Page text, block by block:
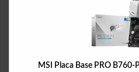
MSI Placa Base PRO